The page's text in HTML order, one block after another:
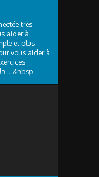
très
aider à
et plus
vous aider à
&nbsp